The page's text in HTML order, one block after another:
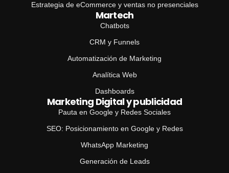
Estrategia de eCommerce y ventas no presenciales
Martech
Chatbots
CRM y Funnels
Automatización de Marketing
Analítica Web
Dashboards
Marketing Digital y publicidad
Pauta en Google y Redes Sociales
SEO: Posicionamiento en Google y Redes
WhatsApp Marketing
Generación de Leads